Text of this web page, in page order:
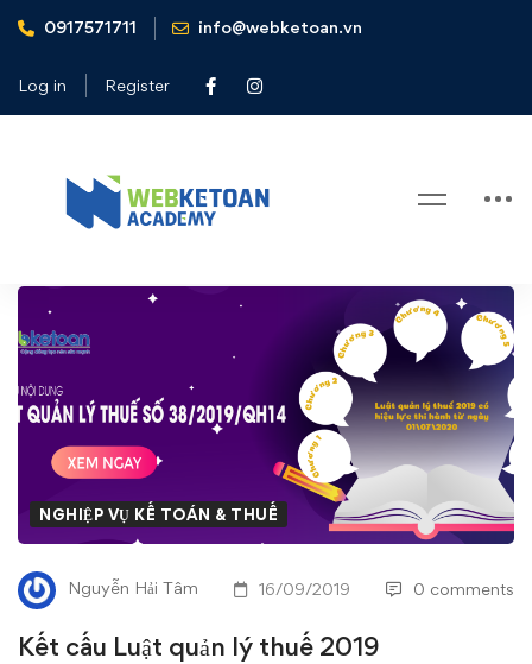
0917571711 info@webketoan.vn
Log in Register
Home
Nghiệp vụ Kế toán & Thuế
Kết
cấu
Luật
quản
lý
thuế
2019
NGHIỆP VỤ KẾ TOÁN & THUẾ
Nguyễn Hải Tâm 16/09/2019 0 comments
Kết cấu Luật quản lý thuế 2019